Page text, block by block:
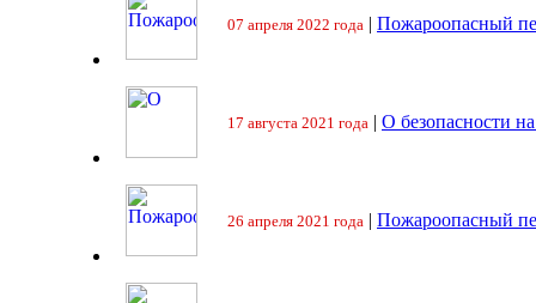
07 апреля 2022 года | Пожароопасный
17 августа 2021 года | О безопасности
26 апреля 2021 года | Пожароопасный